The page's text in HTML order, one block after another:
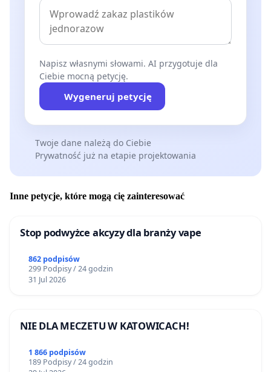
Napisz własnymi słowami. AI przygotuje dla
Ciebie mocną petycję.
Wygeneruj petycję
Twoje dane należą do Ciebie
Prywatność już na etapie projektowania
Inne petycje, które mogą cię zainteresować
Stop podwyżce akcyzy dla branży vape
862 podpisów
299 Podpisy / 24 godzin
31 Jul 2026
NIE DLA MECZETU W KATOWICACH!
1 866 podpisów
189 Podpisy / 24 godzin